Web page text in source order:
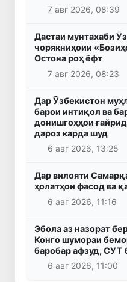
7 авг 2026, 08:39
Дастаи мунтахаби
чорякниҳоии
Остона роҳ ёфт
7 авг 2026, 08:23
Дар Ӯзбекистон
барои интиқол ва
донишгоҳҳои
дароз карда шуд
6 авг 2026, 13:25
Дар вилояти
ҳолатҳои фасод ва
6 авг 2026, 11:16
Эбола аз назорат
Конго шумораи
баробар афзуд, СУТ
6 авг 2026, 11:00